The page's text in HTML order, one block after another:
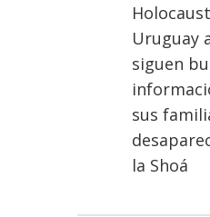
Uruguay
siguen
sus
la Shoá